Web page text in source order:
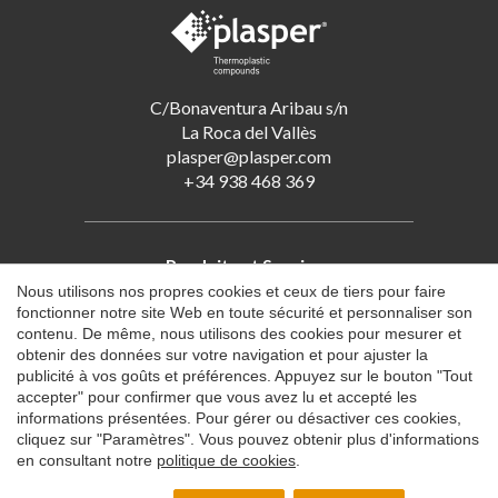
C/Bonaventura Aribau s/n
La Roca del Vallès
plasper@plasper.com
+34 938 468 369
Produits et Services
Masterbatches
Masterbatch de Carbonate de Calcium
Mélange-Maître absorbeur d'humidité
Compounds de PVC souple
Compounds retardateurs de flamme sans halogène (HFFR)
Gestion des déchets industriels
Traitement des déchets industriels
Nous utilisons nos propres cookies et ceux de tiers pour faire
fonctionner notre site Web en toute sécurité et personnaliser son
contenu. De même, nous utilisons des cookies pour mesurer et
obtenir des données sur votre navigation et pour ajuster la
publicité à vos goûts et préférences. Appuyez sur le bouton "Tout
accepter" pour confirmer que vous avez lu et accepté les
informations présentées. Pour gérer ou désactiver ces cookies,
cliquez sur "Paramètres". Vous pouvez obtenir plus d'informations
en consultant notre politique de cookies
Enregistrer les paramètres Tout accepter